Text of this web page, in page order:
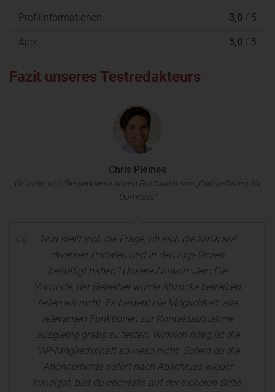
Profilinformationen: 3,0 / 5
App: 3,0 / 5
Fazit unseres Testredakteurs
Chris Pleines
Gründer von Singleboerse.at und Buchautor von „Online-Dating für
Dummies“
Nun stellt sich die Frage, ob sich die Kritik auf
diversen Portalen und in den App-Stores
bestätigt haben? Unsere Antwort: Jein.Die
Vorwürfe, der Betreiber würde Abzocke betreiben,
teilen wir nicht. Es besteht die Möglichkeit, alle
relevanten Funktionen zur Kontaktaufnahme
ausgiebig gratis zu testen. Wirklich nötig ist die
VIP-Mitgliedschaft sowieso nicht. Sofern du die
Abonnements sofort nach Abschluss wieder
kündigst, bist du ebenfalls auf der sicheren Seite.